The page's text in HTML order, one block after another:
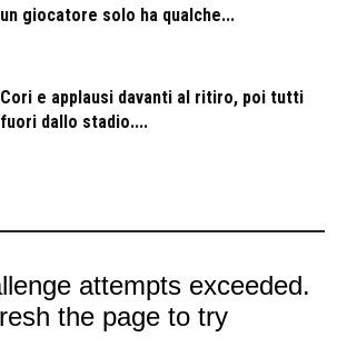
un giocatore solo ha qualche...
Cori e applausi davanti al ritiro, poi tutti
fuori dallo stadio....